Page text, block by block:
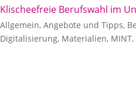
Klischeefreie Berufswahl im
Allgemein, Angebote und Tipps,
Digitalisierung, Materialien, MINT,